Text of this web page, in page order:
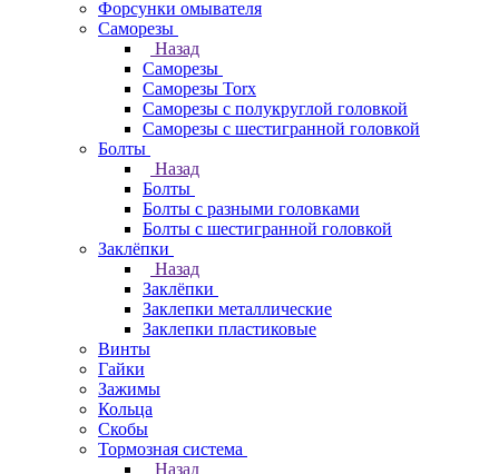
Форсунки омывателя
Саморезы
Назад
Саморезы
Саморезы Torx
Саморезы с полукруглой головкой
Саморезы с шестигранной головкой
Болты
Назад
Болты
Болты с разными головками
Болты с шестигранной головкой
Заклёпки
Назад
Заклёпки
Заклепки металлические
Заклепки пластиковые
Винты
Гайки
Зажимы
Кольца
Скобы
Тормозная система
Назад